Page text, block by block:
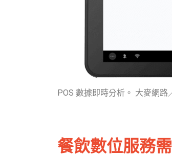
POS 數據即時分析。 大麥網路
餐飲數位服務